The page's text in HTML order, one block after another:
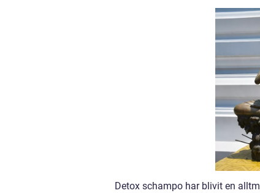
Detox schampo har blivit en